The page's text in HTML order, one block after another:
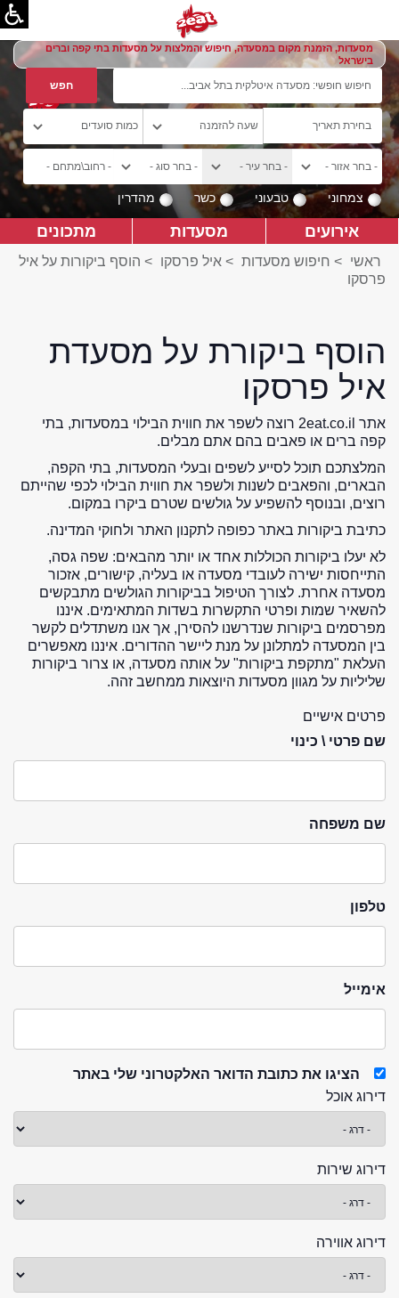
מסעדות, הזמנת מקום במסעדה, חיפוש והמלצות על מסעדות בתי קפה וברים
בישראל
צמחוני טבעוני כשר מהדרין
אירועים מסעדות מתכונים
ראשי > חיפוש מסעדות > איל פרסקו > הוסף ביקורות על איל
פרסקו
הוסף ביקורת על מסעדת
איל פרסקו
אתר 2eat.co.il רוצה לשפר את חווית הבילוי במסעדות, בתי
קפה ברים או פאבים בהם אתם מבלים.
המלצתכם תוכל לסייע לשפים ובעלי המסעדות, בתי הקפה,
הבארים, והפאבים לשנות ולשפר את חווית הבילוי לכפי שהייתם
רוצים, ובנוסף להשפיע על גולשים שטרם ביקרו במקום.
כתיבת ביקורות באתר כפופה לתקנון האתר ולחוקי המדינה.
לא יעלו ביקורות הכוללות אחד או יותר מהבאים: שפה גסה,
התייחסות ישירה לעובדי מסעדה או בעליה, קישורים, אזכור
מסעדה אחרת. לצורך הטיפול בביקורות הגולשים מתבקשים
להשאיר שמות ופרטי התקשרות בשדות המתאימים. איננו
מפרסמים ביקורות שנדרשנו להסירן, אך אנו משתדלים לקשר
בין המסעדה למתלונן על מנת ליישר ההדורים. איננו מאפשרים
העלאת "מתקפת ביקורות" על אותה מסעדה, או צרור ביקורות
שליליות על מגוון מסעדות היוצאות ממחשב זהה.
פרטים אישיים
שם פרטי \ כינוי
שם משפחה
טלפון
אימייל
הציגו את כתובת הדואר האלקטרוני שלי באתר
דירוג אוכל
דירוג שירות
דירוג אווירה